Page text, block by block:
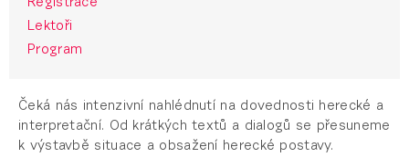
Registrace
Lektoři
Program
Čeká nás intenzivní nahlédnutí na dovednosti herecké a
interpretační. Od krátkých textů a dialogů se přesuneme
k výstavbě situace a obsažení herecké postavy.